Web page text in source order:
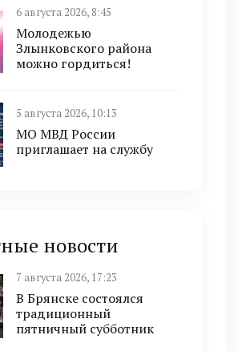
6 августа 2026, 8:45
Молодежью
Злынковского района
можно гордиться!
5 августа 2026, 10:13
МО МВД России
приглашает на службу
новости
7 августа 2026, 17:23
В Брянске состоялся
традиционный
пятничный субботник